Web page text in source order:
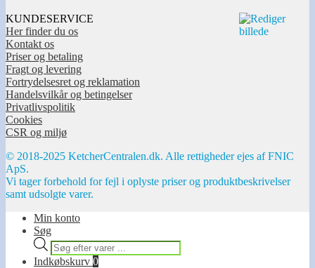
KUNDESERVICE
Her finder du os
Kontakt os
Priser og betaling
Fragt og levering
Fortrydelsesret og reklamation
Handelsvilkår og betingelser
Privatlivspolitik
Cookies
CSR og miljø
© 2018-2025 KetcherCentralen.dk. Alle rettigheder ejes af FNIC
ApS.
Vi tager forbehold for fejl i oplyste priser og produktbeskrivelser
samt udsolgte varer.
Min konto
Søg
Products
search
Indkøbskurv 0